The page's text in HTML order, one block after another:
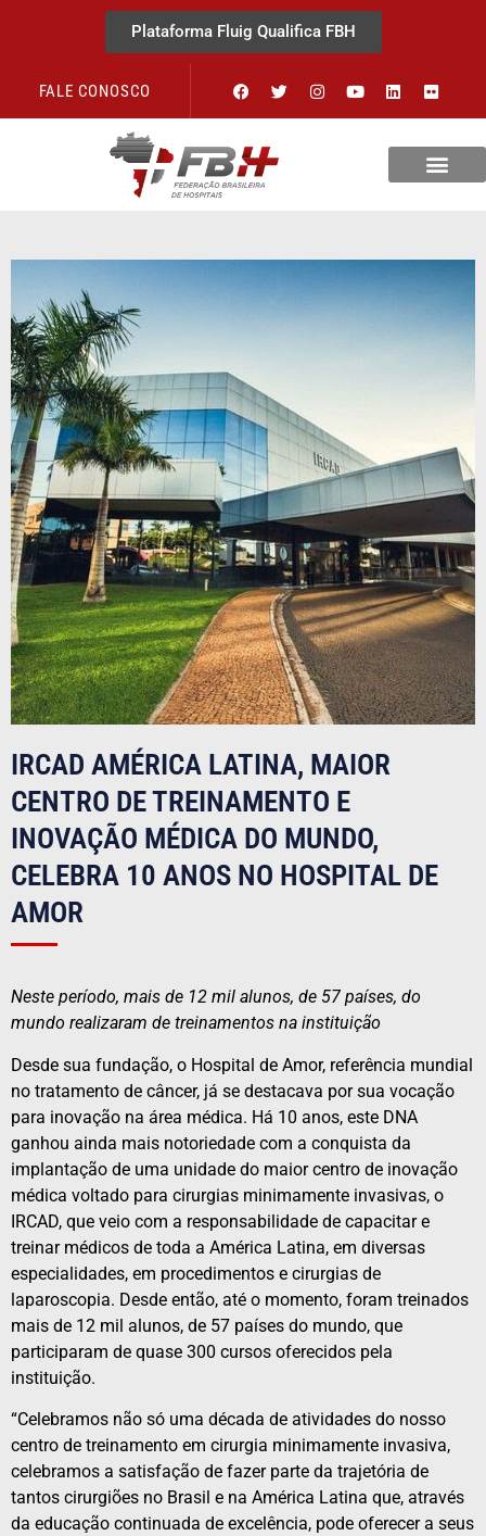
Plataforma Fluig Qualifica FBH
FALE CONOSCO
IRCAD AMÉRICA LATINA, MAIOR
CENTRO DE TREINAMENTO E
INOVAÇÃO MÉDICA DO MUNDO,
CELEBRA 10 ANOS NO HOSPITAL DE
AMOR
Neste período, mais de 12 mil alunos, de 57 países, do
mundo realizaram de treinamentos na instituição
Desde sua fundação, o Hospital de Amor, referência mundial
no tratamento de câncer, já se destacava por sua vocação
para inovação na área médica. Há 10 anos, este DNA
ganhou ainda mais notoriedade com a conquista da
implantação de uma unidade do maior centro de inovação
médica voltado para cirurgias minimamente invasivas, o
IRCAD, que veio com a responsabilidade de capacitar e
treinar médicos de toda a América Latina, em diversas
especialidades, em procedimentos e cirurgias de
laparoscopia. Desde então, até o momento, foram treinados
mais de 12 mil alunos, de 57 países do mundo, que
participaram de quase 300 cursos oferecidos pela
instituição.
“Celebramos não só uma década de atividades do nosso
centro de treinamento em cirurgia minimamente invasiva,
celebramos a satisfação de fazer parte da trajetória de
tantos cirurgiões no Brasil e na América Latina que, através
da educação continuada de excelência, pode oferecer a seus